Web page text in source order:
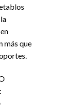
más que